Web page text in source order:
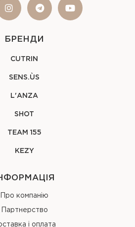
БРЕНДИ
CUTRIN
SENS.ÙS
L'ANZA
SHOT
TEAM 155
KEZY
Про компанію
Партнерство
і оплата